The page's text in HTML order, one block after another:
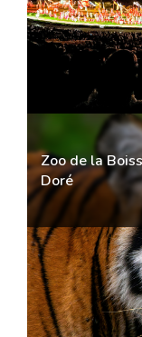
Zoo de la
Doré